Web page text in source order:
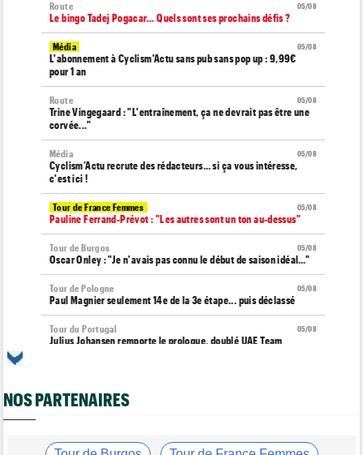
05/08
Route
Le bingo Tadej Pogacar... Quels sont ses prochains défis ?
05/08
Média
L'abonnement à Cyclism'Actu sans pub sans pop up : 9,99€
pour 1 an
05/08
Route
Trine Vingegaard : "L'entraînement, ça ne devrait pas être une
corvée..."
05/08
Média
Cyclism’Actu recrute des rédacteurs… si ça vous intéresse,
c'est ici !
05/08
Tour de France Femmes
Pauline Ferrand-Prévot : "Les autres sont un ton au-dessus"
05/08
Tour de Burgos
Oscar Onley : "Je n'avais pas connu le début de saison idéal…"
05/08
Tour de Pologne
Paul Magnier seulement 14e de la 3e étape... puis déclassé
05/08
Tour du Portugal
Julius Johansen remporte le prologue, doublé UAE Team
Marlen Reusser : "C'était différent du Mont Ventoux..."
WorldTour
NOS PARTENAIRES